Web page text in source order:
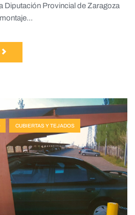
Diputación Provincial de Zaragoza
CUBIERTAS Y TEJADOS